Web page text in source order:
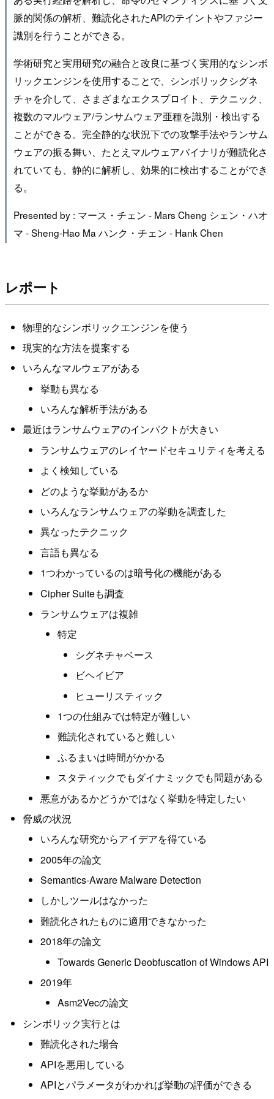
脈的関係の解析、難読化されたAPIのテイントやファジー
識別を行うことができる。
学術研究と実用研究の融合と改良に基づく実用的なシンボ
リックエンジンを使用することで、シンボリックシグネ
チャを介して、さまざまなエクスプロイト、テクニック、
複数のマルウェア/ランサムウェア亜種を識別・検出する
ことができる。完全静的な状況下での攻撃手法やランサム
ウェアの振る舞い、たとえマルウェアバイナリが難読化さ
れていても、静的に解析し、効果的に検出することができ
る。
Presented by : マース・チェン - Mars Cheng シェン・ハオ
マ - Sheng-Hao Ma ハンク・チェン - Hank Chen
レポート
物理的なシンボリックエンジンを使う
現実的な方法を提案する
いろんなマルウェアがある
挙動も異なる
いろんな解析手法がある
最近はランサムウェアのインパクトが大きい
ランサムウェアのレイヤードセキュリティを考える
よく検知している
どのような挙動があるか
いろんなランサムウェアの挙動を調査した
異なったテクニック
言語も異なる
1つわかっているのは暗号化の機能がある
Cipher Suiteも調査
ランサムウェアは複雑
特定
シグネチャベース
ビヘイビア
ヒューリスティック
1つの仕組みでは特定が難しい
難読化されていると難しい
ふるまいは時間がかかる
スタティックでもダイナミックでも問題がある
悪意があるかどうかではなく挙動を特定したい
脅威の状況
いろんな研究からアイデアを得ている
2005年の論文
Semantics-Aware Malware Detection
しかしツールはなかった
難読化されたものに適用できなかった
2018年の論文
Towards Generic Deobfuscation of Windows API
2019年
Asm2Vecの論文
シンボリック実行とは
難読化された場合
APIを悪用している
APIとパラメータがわかれば挙動の評価ができる